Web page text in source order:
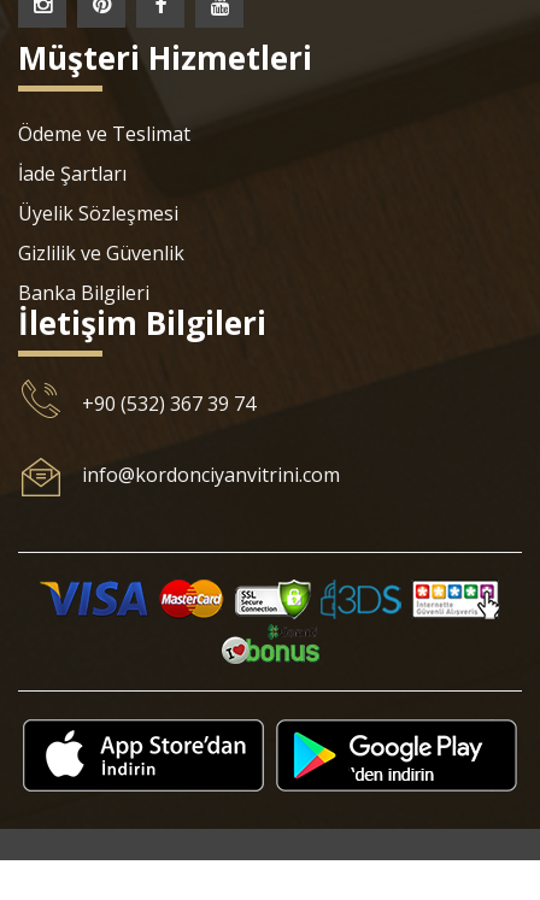
Müşteri Hizmetleri
Ödeme ve Teslimat
İade Şartları
Üyelik Sözleşmesi
Gizlilik ve Güvenlik
Banka Bilgileri
İletişim Bilgileri
+90 (532) 367 39 74
info@kordonciyanvitrini.com